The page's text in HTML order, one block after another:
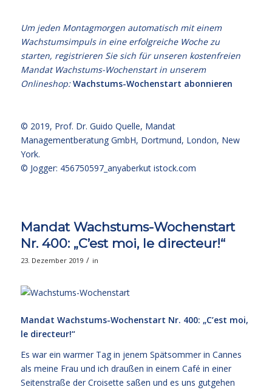
Um jeden Montagmorgen automatisch mit einem
Wachstumsimpuls in eine erfolgreiche Woche zu
starten, registrieren Sie sich für unseren kostenfreien
Mandat Wachstums-Wochenstart in unserem
Onlineshop:Wachstums-Wochenstart abonnieren
© 2019, Prof. Dr. Guido Quelle, Mandat
Managementberatung GmbH, Dortmund, London, New
York.
© Jogger: 456750597_anyaberkut istock.com
Mandat Wachstums-Wochenstart
Nr. 400: „C’est moi, le directeur!“
23. Dezember 2019 / in
Mandat Wachstums-Wochenstart Nr. 400: „C’est moi,
le directeur!“
Es war ein warmer Tag in jenem Spätsommer in Cannes
als meine Frau und ich draußen in einem Café in einer
Seitenstraße der Croisette saßen und es uns gutgehen